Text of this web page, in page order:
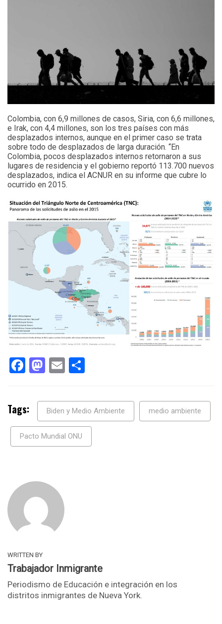
Colombia, con 6,9 millones de casos, Siria, con 6,6 millones,
e Irak, con 4,4 millones, son los tres países con más
desplazados internos, aunque en el primer caso se trata
sobre todo de desplazados de larga duración. “En
Colombia, pocos desplazados internos retornaron a sus
lugares de residencia y el gobierno reportó 113.700 nuevos
desplazados, indica el ACNUR en su informe que cubre lo
ocurrido en 2015.
Facebook
Mastodon
Email
Tags: Biden y Medio Ambiente medio ambiente
Pacto Mundial ONU
WRITTEN BY
Trabajador Inmigrante
Periodismo de Educación e integración en los
distritos inmigrantes de Nueva York.